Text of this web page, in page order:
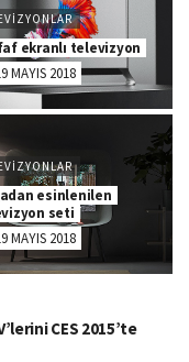
ekranlı televizyon
MAYIS 2018
esinlenilen
seti
MAYIS 2018
CES 2015’te